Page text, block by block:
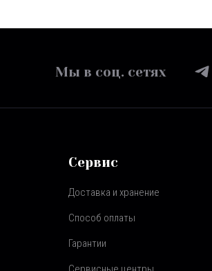
Мы в соц. сетях
Сервис
Доставка и хранение
Способ оплаты
Гарантии